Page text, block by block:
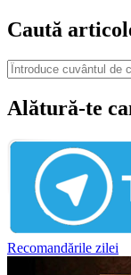
Caută
Alătură-te
Recomandările zilei